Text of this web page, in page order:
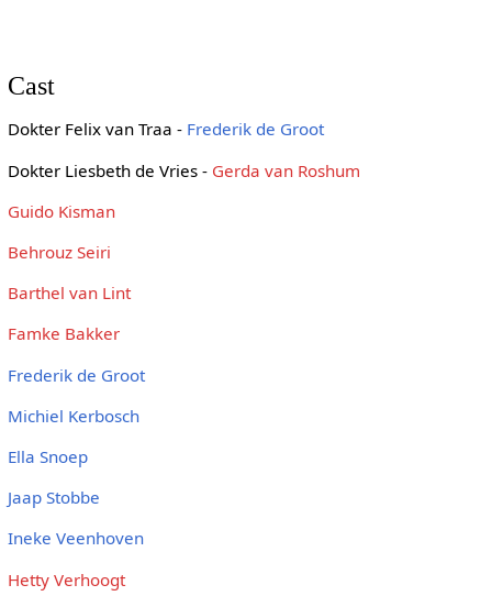
Cast
Dokter Felix van Traa - Frederik de Groot
Dokter Liesbeth de Vries - Gerda van Roshum
Guido Kisman
Behrouz Seiri
Barthel van Lint
Famke Bakker
Frederik de Groot
Michiel Kerbosch
Ella Snoep
Jaap Stobbe
Ineke Veenhoven
Hetty Verhoogt